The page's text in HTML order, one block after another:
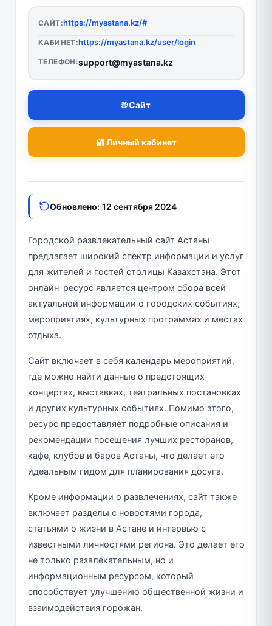
САЙТ:https://myastana.kz/#
КАБИНЕТ:https://myastana.kz/user/login
ТЕЛЕФОН:support@myastana.kz
🌐 Сайт
🔐 Личный кабинет
Обновлено: 12 сентября 2024
Городской развлекательный сайт Астаны
предлагает широкий спектр информации и услуг
для жителей и гостей столицы Казахстана. Этот
онлайн-ресурс является центром сбора всей
актуальной информации о городских событиях,
мероприятиях, культурных программах и местах
отдыха.
Сайт включает в себя календарь мероприятий,
где можно найти данные о предстоящих
концертах, выставках, театральных постановках
и других культурных событиях. Помимо этого,
ресурс предоставляет подробные описания и
рекомендации посещения лучших ресторанов,
кафе, клубов и баров Астаны, что делает его
идеальным гидом для планирования досуга.
Кроме информации о развлечениях, сайт также
включает разделы с новостями города,
статьями о жизни в Астане и интервью с
известными личностями региона. Это делает его
не только развлекательным, но и
информационным ресурсом, который
способствует улучшению общественной жизни и
взаимодействия горожан.